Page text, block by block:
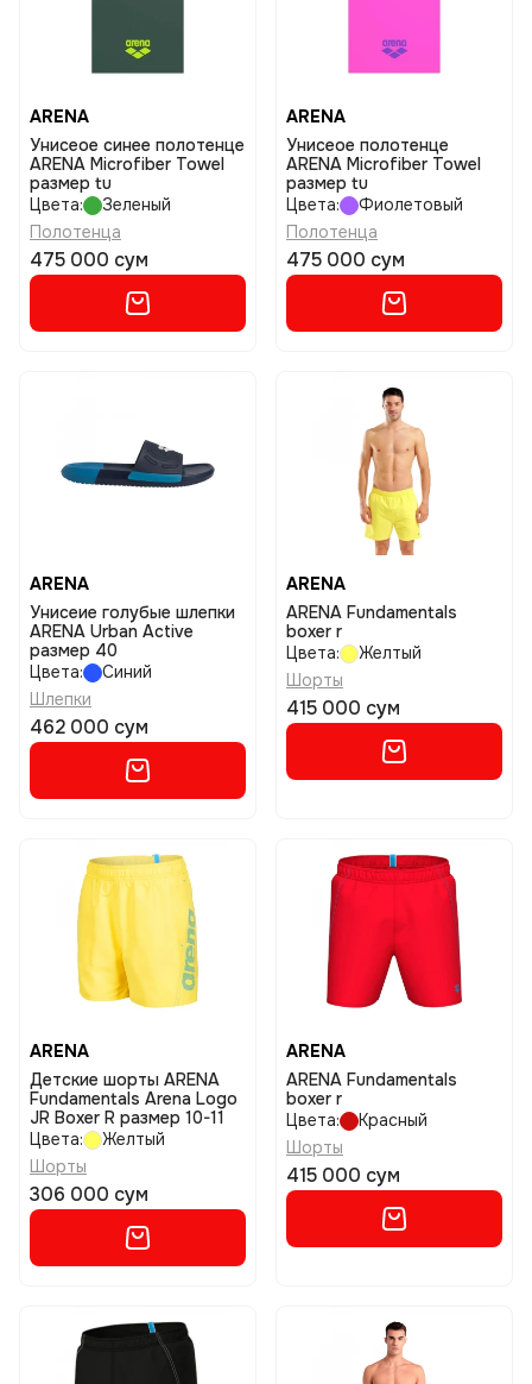
ARENA
Унисеое синее полотенце
ARENA Microfiber Towel
размер tu
Цвета:
Зеленый
Полотенца
475 000 сум
ARENA
Унисеое полотенце
ARENA Microfiber Towel
размер tu
Цвета:
Фиолетовый
Полотенца
475 000 сум
ARENA
Унисеие голубые шлепки
ARENA Urban Active
размер 40
Цвета:
Синий
Шлепки
462 000 сум
ARENA
ARENA Fundamentals
boxer r
Цвета:
Желтый
Шорты
415 000 сум
ARENA
Детские шорты ARENA
Fundamentals Arena Logo
JR Boxer R размер 10-11
Цвета:
Желтый
Шорты
306 000 сум
ARENA
ARENA Fundamentals
boxer r
Цвета:
Красный
Шорты
415 000 сум